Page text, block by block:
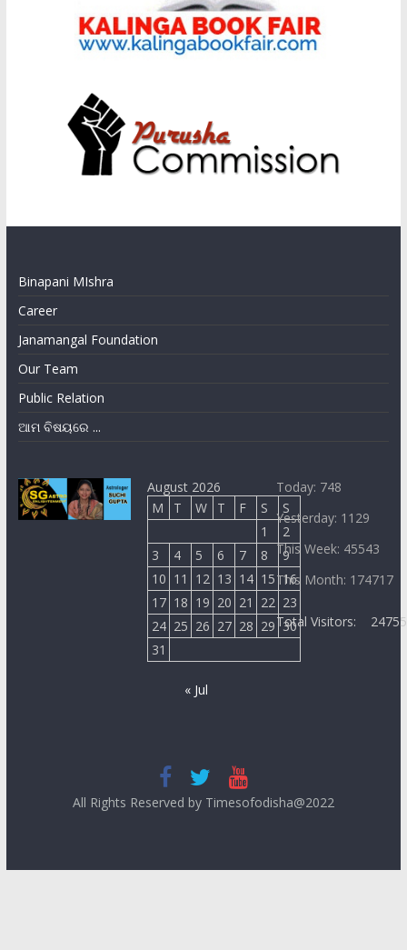
Binapani MIshra
Career
Janamangal Foundation
Our Team
Public Relation
ଆମ ବିଷୟରେ ...
August 2026
M
T W T F S
S
1
2
3
4 5 6 7 8
9
10 11 12 13 14 15 16
17 18 19 20 21 22 23
24 25 26 27 28 29 30
31
« Jul
Today: 748
Yesterday: 1129
This Week: 45543
This Month: 174717
Total Visitors:
All Rights Reserved by Timesofodisha@2022